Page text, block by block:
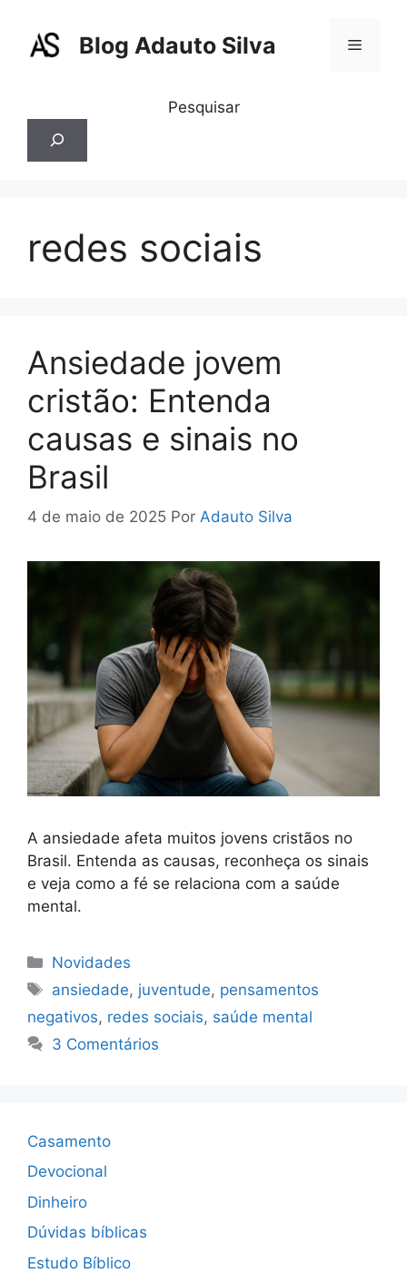
Blog Adauto Silva Menu
Pesquisar
redes sociais
Ansiedade jovem
cristão: Entenda
causas e sinais no
Brasil
4 de maio de 2025 Por Adauto Silva
A ansiedade afeta muitos jovens cristãos no
Brasil. Entenda as causas, reconheça os sinais
e veja como a fé se relaciona com a saúde
mental.
Categorias
Novidades
Tags
ansiedade, juventude, pensamentos
negativos, redes sociais, saúde mental
3 Comentários
Casamento
Devocional
Dinheiro
Dúvidas bíblicas
Estudo Bíblico